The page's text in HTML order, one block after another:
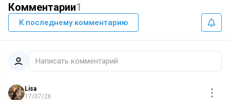
Комментарии1
К последнему комментарию
Написать комментарий
Lisa
17/07/26